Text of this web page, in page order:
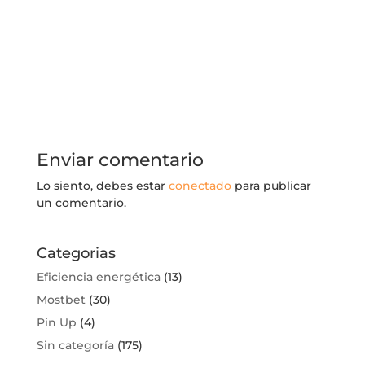
Enviar comentario
Lo siento, debes estar conectadopara publicar
un comentario.
Categorias
Eficiencia energética(13)
Mostbet(30)
Pin Up (4)
Sin categoría(175)